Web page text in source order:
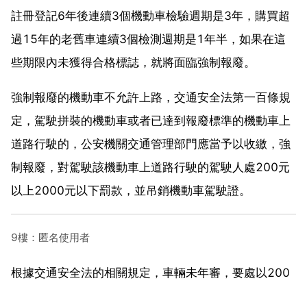
註冊登記6年後連續3個機動車檢驗週期是3年，購買超
過15年的老舊車連續3個檢測週期是1年半，如果在這
些期限內未獲得合格標誌，就將面臨強制報廢。
強制報廢的機動車不允許上路，交通安全法第一百條規
定，駕駛拼裝的機動車或者已達到報廢標準的機動車上
道路行駛的，公安機關交通管理部門應當予以收繳，強
制報廢，對駕駛該機動車上道路行駛的駕駛人處200元
以上2000元以下罰款，並吊銷機動車駕駛證。
9樓：匿名使用者
根據交通安全法的相關規定，車輛未年審，要處以200